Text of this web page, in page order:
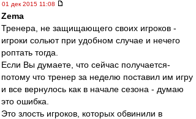
01 дек 2015 11:08
Zema
Тренера, не защищающего своих игроков -
игроки сольют при удобном случае и нечего
роптать тогда.
Если Вы думаете, что сейчас получается-
потому что тренер за неделю поставил им игру
и все вернулось как в начале сезона - думаю
это ошибка.
Это злость игроков, которых обвинили в